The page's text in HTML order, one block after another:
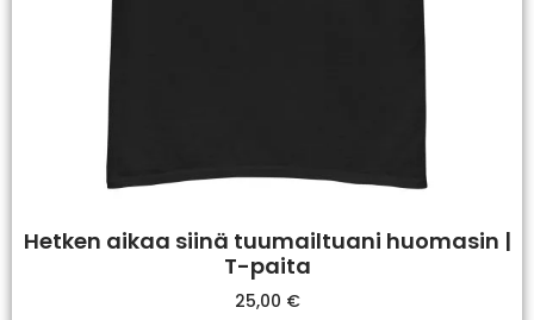
Hetken aikaa siinä tuumailtuani huomasin |
T-paita
25,00 €